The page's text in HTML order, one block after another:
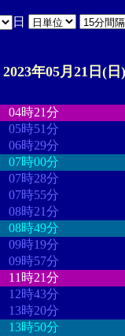
日
2023年05月21日(日)
04時21分
05時51分
06時29分
07時00分
07時28分
07時55分
08時21分
08時49分
09時19分
09時57分
11時21分
12時43分
13時20分
13時50分